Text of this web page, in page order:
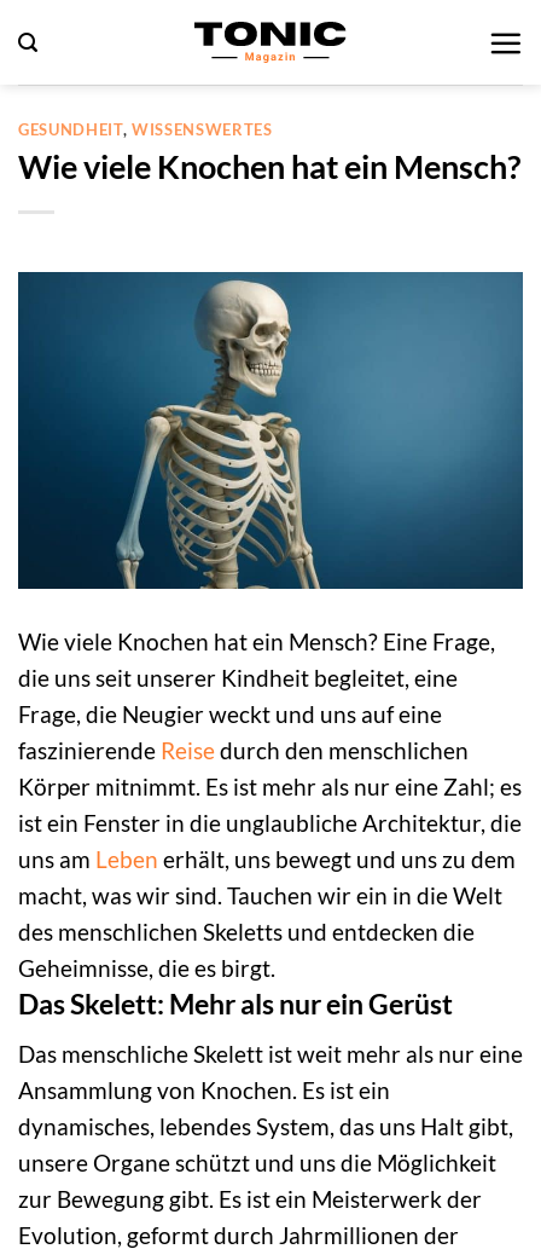
Inhalt
springen
GESUNDHEIT,WISSENSWERTES
Wie viele Knochen hat ein Mensch?
Wie viele Knochen hat ein Mensch? Eine Frage,
die uns seit unserer Kindheit begleitet, eine
Frage, die Neugier weckt und uns auf eine
faszinierende Reisedurch den menschlichen
Körper mitnimmt. Es ist mehr als nur eine Zahl; es
ist ein Fenster in die unglaubliche Architektur, die
uns am Leben erhält, uns bewegt und uns zu dem
macht, was wir sind. Tauchen wir ein in die Welt
des menschlichen Skeletts und entdecken die
Geheimnisse, die es birgt.
Das Skelett: Mehr als nur ein Gerüst
Das menschliche Skelett ist weit mehr als nur eine
Ansammlung von Knochen. Es ist ein
dynamisches, lebendes System, das uns Halt gibt,
unsere Organe schützt und uns die Möglichkeit
zur Bewegung gibt. Es ist ein Meisterwerk der
Evolution, geformt durch Jahrmillionen der